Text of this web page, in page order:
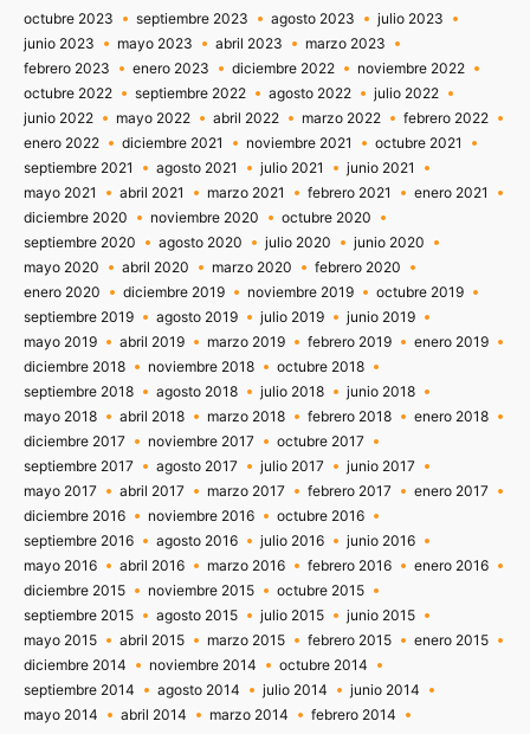
octubre 2023
septiembre 2023 agosto 2023
julio 2023
junio 2023
mayo 2023 abril 2023
marzo 2023
febrero 2023
enero 2023 diciembre 2022
noviembre 2022
octubre 2022
septiembre 2022 agosto 2022
julio 2022
junio 2022
mayo 2022 abril 2022 marzo 2022
febrero 2022
enero 2022
diciembre 2021 noviembre 2021
octubre 2021
septiembre 2021
agosto 2021 julio 2021
junio 2021
mayo 2021
abril 2021 marzo 2021 febrero 2021
enero 2021
diciembre 2020
noviembre 2020
octubre 2020
septiembre 2020
agosto 2020 julio 2020
junio 2020
mayo 2020
abril 2020 marzo 2020
febrero 2020
enero 2020
diciembre 2019 noviembre 2019
octubre 2019
septiembre 2019
agosto 2019 julio 2019
junio 2019
mayo 2019
abril 2019 marzo 2019 febrero 2019
enero 2019
diciembre 2018
noviembre 2018
octubre 2018
septiembre 2018
agosto 2018 julio 2018
junio 2018
mayo 2018
abril 2018 marzo 2018 febrero 2018
enero 2018
diciembre 2017
noviembre 2017
octubre 2017
septiembre 2017
agosto 2017 julio 2017
junio 2017
mayo 2017
abril 2017 marzo 2017 febrero 2017
enero 2017
diciembre 2016
noviembre 2016
octubre 2016
septiembre 2016
agosto 2016 julio 2016
junio 2016
mayo 2016
abril 2016 marzo 2016 febrero 2016
enero 2016
diciembre 2015
noviembre 2015
octubre 2015
septiembre 2015
agosto 2015 julio 2015
junio 2015
mayo 2015
abril 2015 marzo 2015 febrero 2015
enero 2015
diciembre 2014
noviembre 2014
octubre 2014
septiembre 2014
agosto 2014 julio 2014
junio 2014
mayo 2014
abril 2014 marzo 2014
febrero 2014